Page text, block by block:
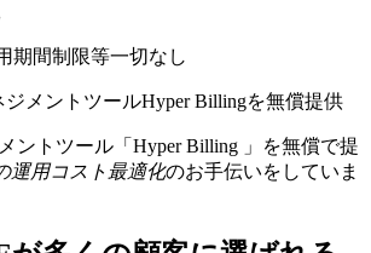
ジメントツールHyper Billingを無償提供
ントツール「Hyper Billing 」を無償で提
運⽤コスト最適化のお⼿伝いをしていま